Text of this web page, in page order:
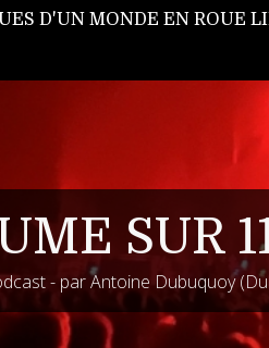
D'UN MONDE EN ROUE
SUR
- par Antoine Dubuquoy